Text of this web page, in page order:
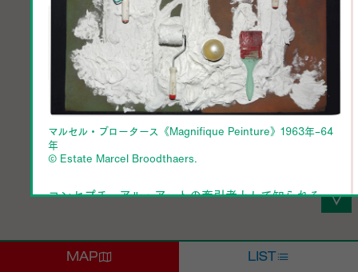
マルセル・ブロータース《Magnifique Peinture》1963年–64
年
©️ Estate Marcel Broodthaers.
コンセプチュアル・アートの牽引者として知られる、
マルセル・ブロータースを、絵画、立体作品のほか、
エディション作品を通して紹介する。詩人として活動
を始め、シュルレアリスム美術に衝撃を受けて美術家
MAP LIST